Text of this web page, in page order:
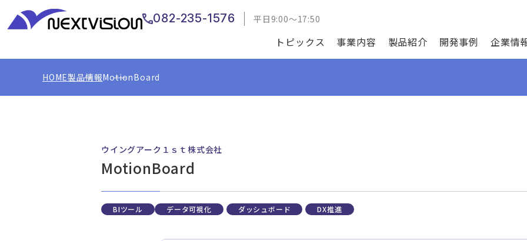
トピックス 事業内容 製品紹介 開発事例 企業情
082-235-1576 平日9:00～17:50
HOME製品情報MotionBoard
ウイングアーク１ｓｔ株式会社
MotionBoard
BIツール データ可視化 ダッシュボード DX推進